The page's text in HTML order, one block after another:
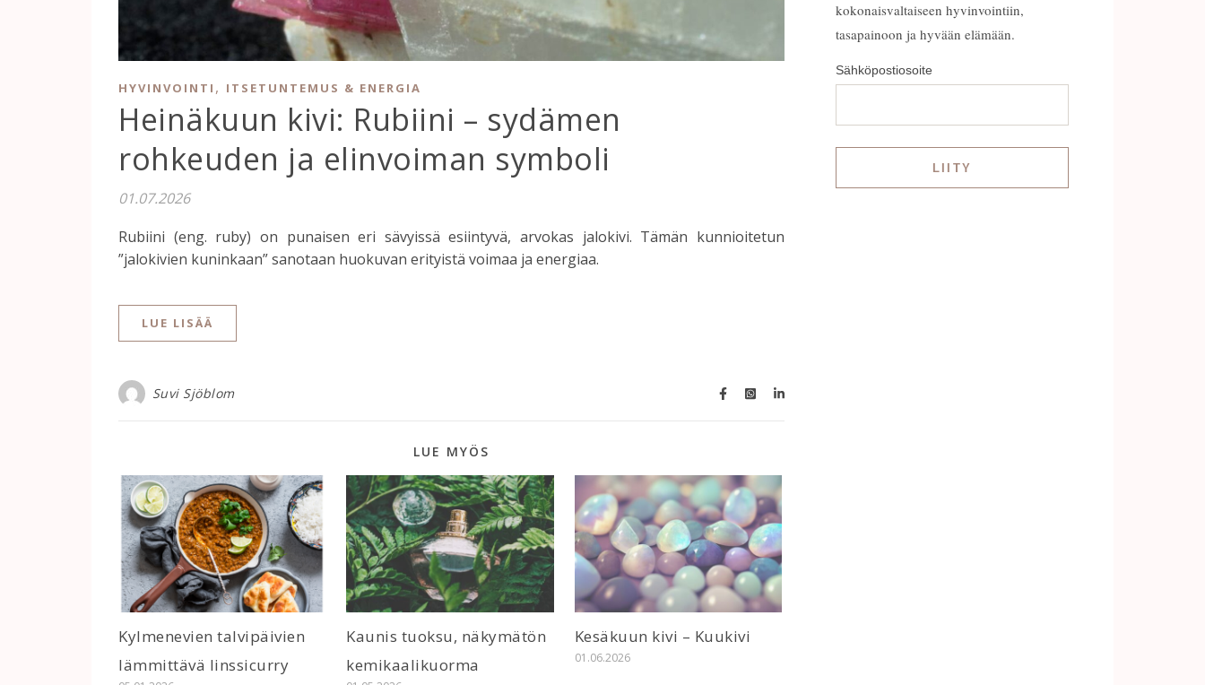
HYVINVOINTI , ITSETUNTEMUS & ENERGIA
Heinäkuun kivi: Rubiini – sydämen
rohkeuden ja elinvoiman symboli
01.07.2026
Rubiini (eng. ruby) on punaisen eri sävyissä esiintyvä, arvokas jalokivi. Tämän kunnioitetun
”jalokivien kuninkaan” sanotaan huokuvan erityistä voimaa ja energiaa.
LUE LISÄÄ
Suvi Sjöblom
LUE MYÖS
Kylmenevien talvipäivien
lämmittävä linssicurry
Kaunis tuoksu, näkymätön
kemikaalikuorma
Kesäkuun kivi – Kuukivi
01.06.2026
kokonaisvaltaiseen hyvinvointiin,
tasapainoon ja hyvään elämään.
Sähköpostiosoite